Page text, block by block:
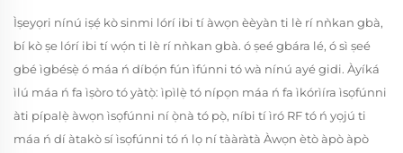
Ìṣeyọri nínú iṣẹ́ kò sinmi lórí ibi tí àwọn èèyàn ti lè rí nǹkan gbà,
bí kò ṣe lórí ibi tí wọ́n ti lè rí nǹkan gbà. ó ṣeé gbára lé, ó sì ṣeé
gbé ìgbésẹ̀ó máa ń díbọ́n fún ìfúnni tó wà nínú ayé gidi. Àyíká
ìlú máa ń fa ìṣòro tó yàtọ̀: ìpìlẹ̀ tó nípọn máa ń fa ìkórìíra ìsọfúnni
àti pípalẹ̀ àwọn ìsọfúnni ní ọ̀nà tó pọ̀, níbi tí ìró RF tó ń yọjú ti
máa ń dí àtakò sí ìsọfúnni tó ń lọ ní tààràtà Àwọn ètò àpò àpò